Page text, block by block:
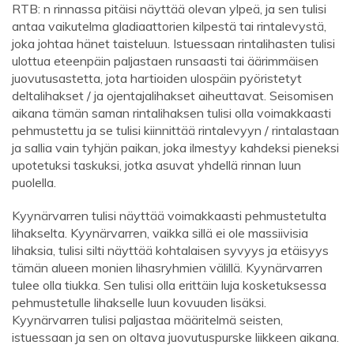
RTB: n rinnassa pitäisi näyttää olevan ylpeä, ja sen tulisi
antaa vaikutelma gladiaattorien kilpestä tai rintalevystä,
joka johtaa hänet taisteluun. Istuessaan rintalihasten tulisi
ulottua eteenpäin paljastaen runsaasti tai äärimmäisen
juovutusastetta, jota hartioiden ulospäin pyöristetyt
deltalihakset / ja ojentajalihakset aiheuttavat. Seisomisen
aikana tämän saman rintalihaksen tulisi olla voimakkaasti
pehmustettu ja se tulisi kiinnittää rintalevyyn / rintalastaan ​​
ja sallia vain tyhjän paikan, joka ilmestyy kahdeksi pieneksi
upotetuksi taskuksi, jotka asuvat yhdellä rinnan luun
puolella.
Kyynärvarren tulisi näyttää voimakkaasti pehmustetulta
lihakselta. Kyynärvarren, vaikka sillä ei ole massiivisia
lihaksia, tulisi silti näyttää kohtalaisen syvyys ja etäisyys
tämän alueen monien lihasryhmien välillä. Kyynärvarren
tulee olla tiukka. Sen tulisi olla erittäin luja kosketuksessa
pehmustetulle lihakselle luun kovuuden lisäksi.
Kyynärvarren tulisi paljastaa määritelmä seisten,
istuessaan ja sen on oltava juovutuspurske liikkeen aikana.